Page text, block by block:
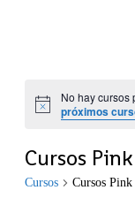
No hay cursos
próximos
Cursos Pink
Cursos Cursos Pink